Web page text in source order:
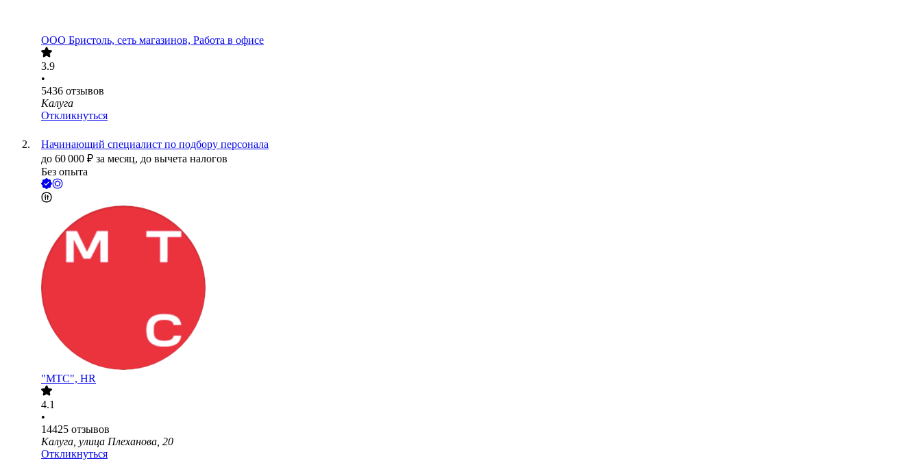
ООО Бристоль, сеть магазинов, Работа в офисе
3.9
•
5436 отзывов
Калуга
Откликнуться
Начинающий специалист по подбору персонала
до 60 000 ₽ за месяц, до вычета налогов
Без опыта
"МТС", HR
4.1
•
14425 отзывов
Калуга, улица Плеханова, 20
Откликнуться